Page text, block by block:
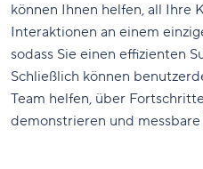
können Ihnen helfen, all Ihre
Interaktionen an einem
sodass Sie einen effizienten
Schließlich können
Team helfen, über
demonstrieren und